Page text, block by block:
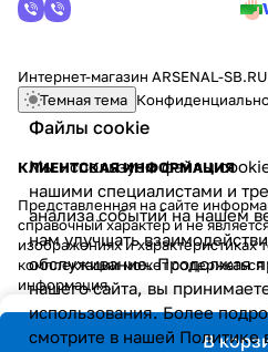
В
Файлы cookie
Мы используем файлы
нашими специалистами и
анализа событий на нашем
нам улучшать
обслуживание. Продолжая
нашего сайта, вы
использования. Более
смотрите в нашей Политике
Интернет-магазин ARSENAL-
Темная тема
КЛИЕНТСКАЯ ИНФОРМАЦИЯ
Представленная на сайте
справочный характер и не
изображениях и характеристиках
комплектации может
информация.